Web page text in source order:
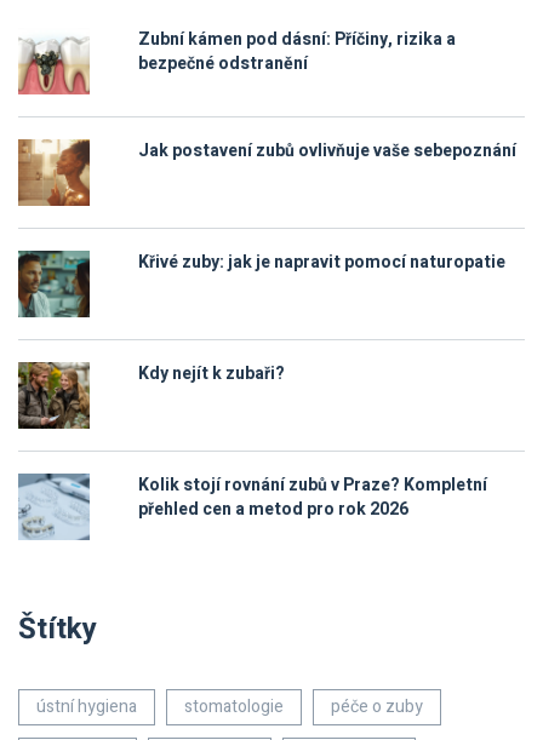
Zubní kámen pod dásní: Příčiny, rizika a
bezpečné odstranění
Jak postavení zubů ovlivňuje vaše sebepoznání
Křivé zuby: jak je napravit pomocí naturopatie
Kdy nejít k zubaři?
Kolik stojí rovnání zubů v Praze? Kompletní
přehled cen a metod pro rok 2026
Štítky
ústní hygiena stomatologie
péče o zuby